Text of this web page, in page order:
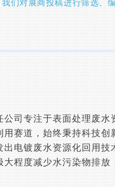
们对展商投稿进行筛选、
司专注于表面处理废
赛道，始终秉持科技
电镀废水资源化回用技
程度减少水污染物排